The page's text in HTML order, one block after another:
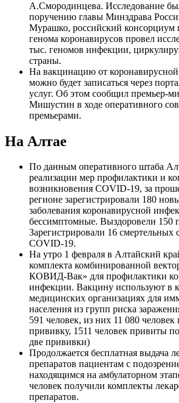
А.Смородинцева. Исследование
поручению главы Минздрава
Мурашко, российский консорциум
генома коронавирусов провел
тыс. геномов инфекции,
страны.
На вакцинацию от
можно будет записаться через
услуг. Об этом сообщил премьер-
Мишустин в ходе оперативного
премьерами.
На Алтае
По данным оперативного штаба
реализации мер профилактики и
возникновения COVID-19, за
регионе зарегистрировали 180
заболевания коронавирусной
бессимптомные. Выздоровели 150
Зарегистрировали 16 смертельных
COVID-19.
На утро 1 февраля в Алтайский
комплекта комбинированной
КОВИД-Вак» для профилактики
инфекции. Вакцину используют в
медицинских организациях для
населения из групп риска
591 человек, из них 11 080
прививку, 1511 человек привиты
две прививки)
Продолжается бесплатная выдача
препаратов пациентам с
находящимся на амбулаторном
человек получили комплекты
препаратов.